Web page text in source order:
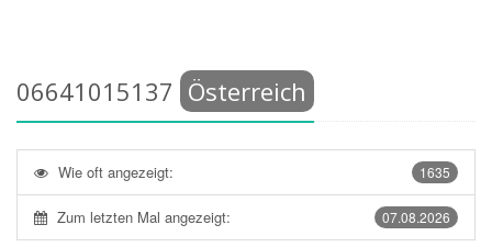
06641015137 Österreich
1635
Wie oft angezeigt:
07.08.2026
Zum letzten Mal angezeigt: